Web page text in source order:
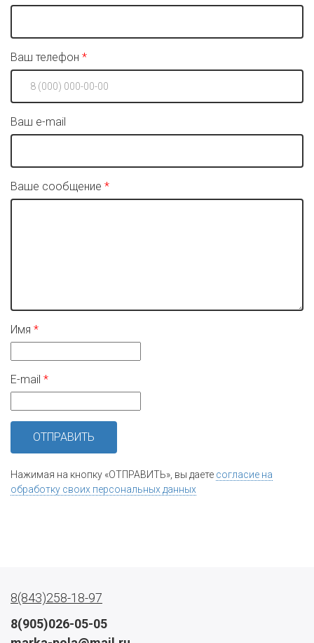
Ваш телефон
Ваш e-mail
Ваше сообщение
Имя
E-mail
Нажимая на кнопку «ОТПРАВИТЬ», вы даете согласие на
обработку своих персональных данных
8(843)258-18-97
8(905)026-05-05